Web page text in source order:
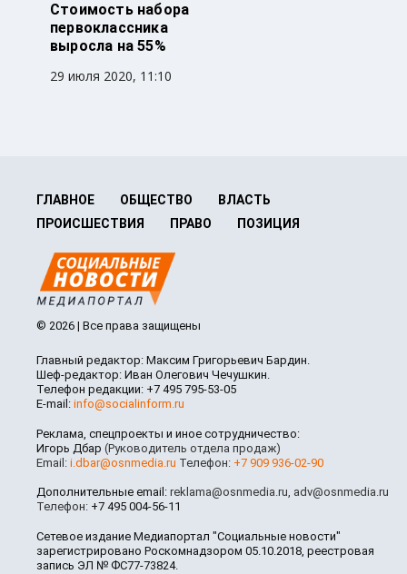
Стоимость набора
первоклассника
выросла на 55%
29 июля 2020, 11:10
ГЛАВНОЕ ОБЩЕСТВО
ВЛАСТЬ
ПРОИСШЕСТВИЯ
ПРАВО ПОЗИЦИЯ
© 2026 | Все права защищены
Главный редактор: Максим Григорьевич Бардин.
Шеф-редактор: Иван Олегович Чечушкин.
Телефон редакции: +7 495 795-53-05
E-mail: info@socialinform.ru
Реклама, спецпроекты и иное сотрудничество:
Игорь Дбар (Руководитель отдела продаж)
Email: i.dbar@osnmedia.ru Телефон: +7 909 936-02-90
Дополнительные email: reklama@osnmedia.ru, adv@osnmedia.ru
Телефон: +7 495 004-56-11
Сетевое издание Медиапортал "Социальные новости"
зарегистрировано Роскомнадзором 05.10.2018, реестровая
запись ЭЛ № ФС77-73824.